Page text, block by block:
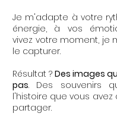
Je m'adapte à votre
énergie, à vos
vivez votre moment, je
le capturer.
Résultat ? Des images
pas. Des souvenirs
l'histoire que vous avez
partager.